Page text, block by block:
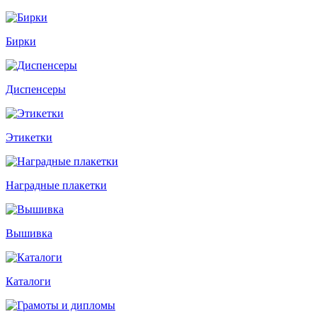
Бирки
Диспенсеры
Этикетки
Наградные плакетки
Вышивка
Каталоги